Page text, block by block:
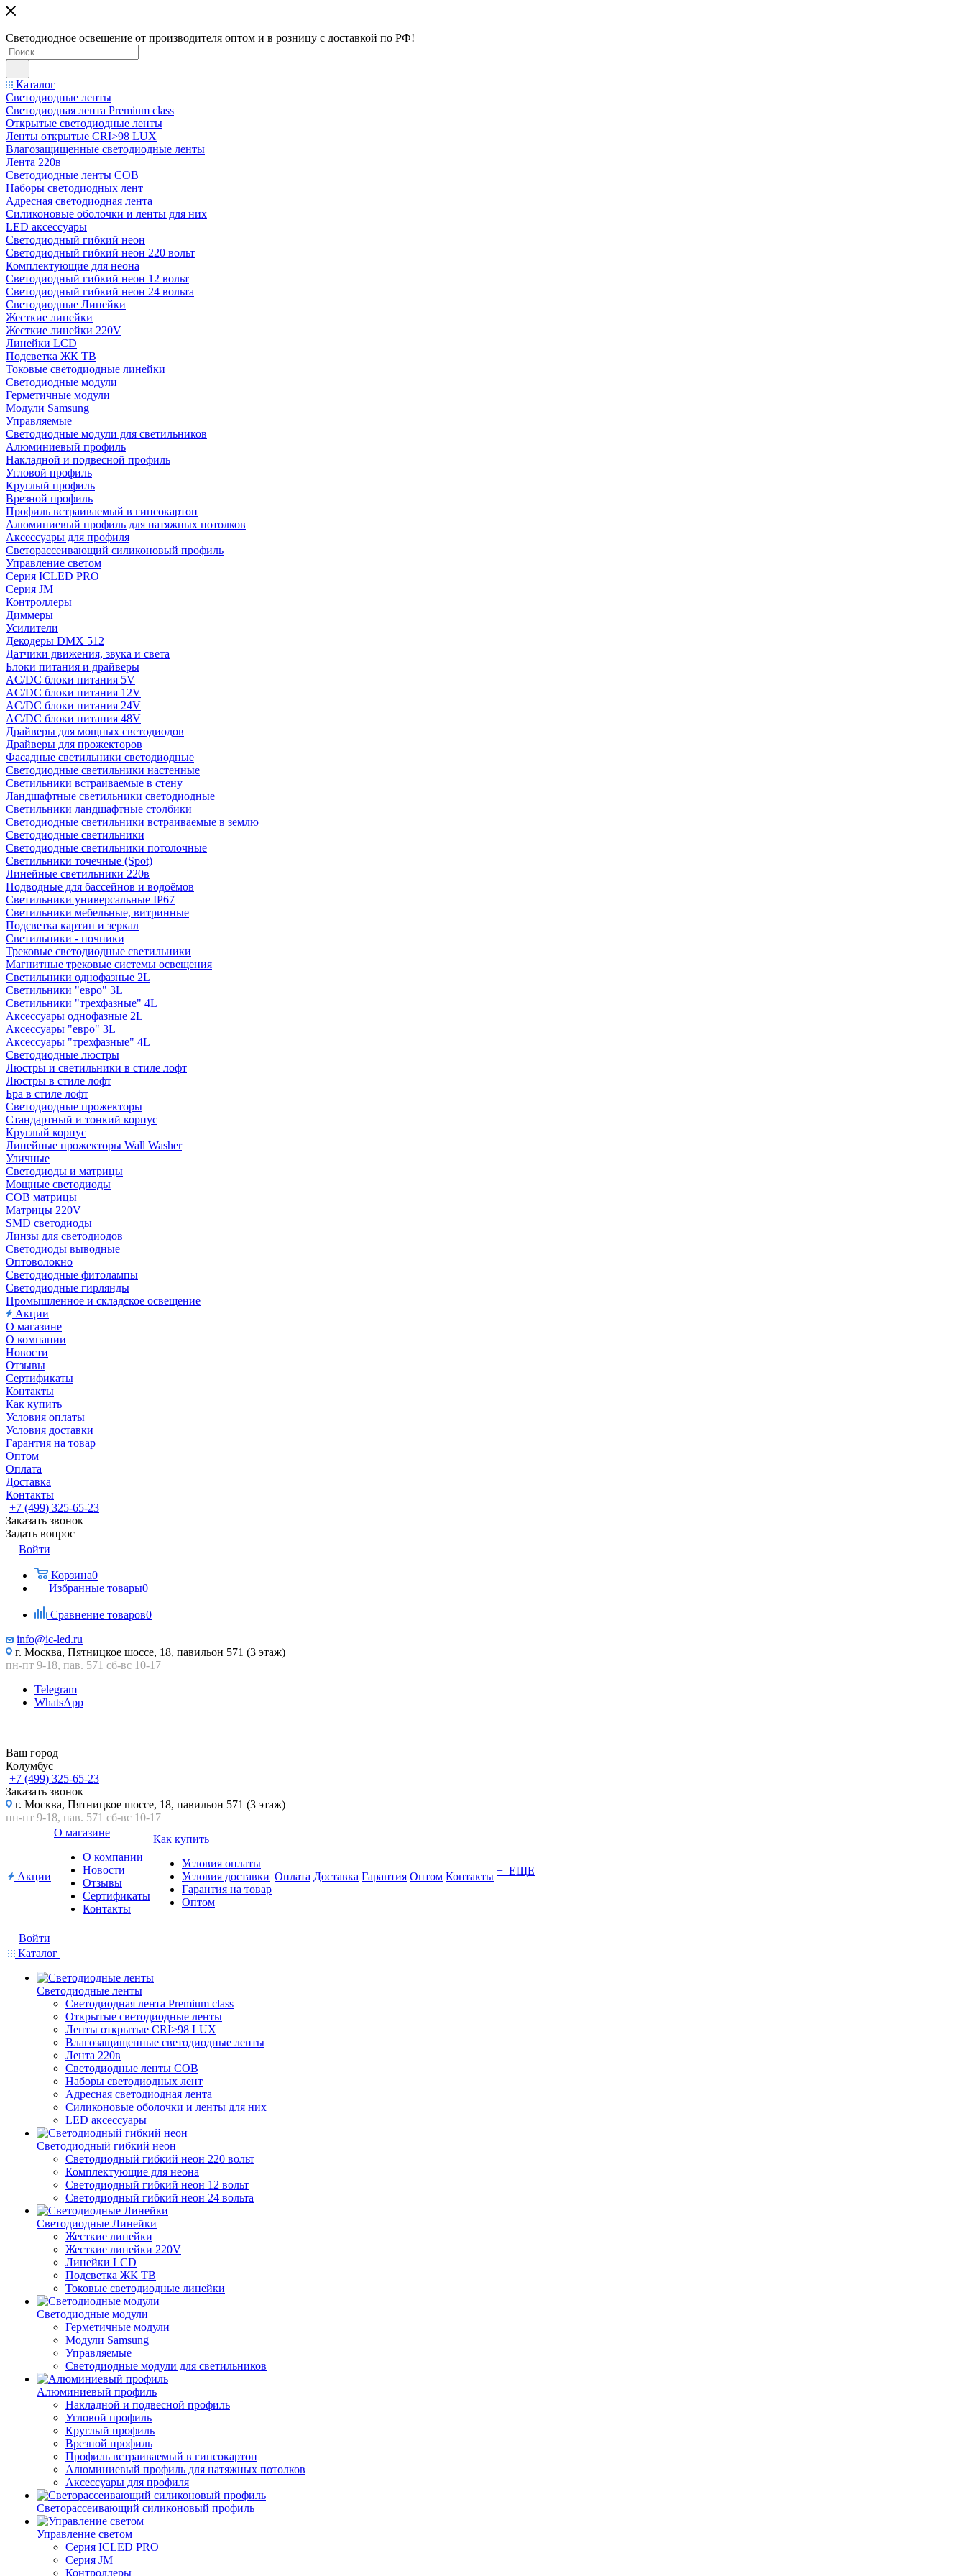
Светодиодное освещение от производителя оптом и в розницу с доставкой по РФ!
Каталог
Светодиодные ленты
Светодиодная лента Premium class
Открытые светодиодные ленты
Ленты открытые CRI>98 LUX
Влагозащищенные светодиодные ленты
Лента 220в
Светодиодные ленты COB
Наборы светодиодных лент
Адресная светодиодная лента
Силиконовые оболочки и ленты для них
LED аксессуары
Светодиодный гибкий неон
Светодиодный гибкий неон 220 вольт
Комплектующие для неона
Светодиодный гибкий неон 12 вольт
Светодиодный гибкий неон 24 вольта
Светодиодные Линейки
Жесткие линейки
Жесткие линейки 220V
Линейки LCD
Подсветка ЖК ТВ
Токовые светодиодные линейки
Светодиодные модули
Герметичные модули
Модули Samsung
Управляемые
Светодиодные модули для светильников
Алюминиевый профиль
Накладной и подвесной профиль
Угловой профиль
Круглый профиль
Врезной профиль
Профиль встраиваемый в гипсокартон
Алюминиевый профиль для натяжных потолков
Аксессуары для профиля
Светорассеивающий силиконовый профиль
Управление светом
Серия ICLED PRO
Серия JM
Контроллеры
Диммеры
Усилители
Декодеры DMX 512
Датчики движения, звука и света
Блоки питания и драйверы
AC/DC блоки питания 5V
AC/DC блоки питания 12V
AC/DC блоки питания 24V
AC/DC блоки питания 48V
Драйверы для мощных светодиодов
Драйверы для прожекторов
Фасадные светильники светодиодные
Светодиодные светильники настенные
Светильники встраиваемые в стену
Ландшафтные светильники светодиодные
Светильники ландшафтные столбики
Светодиодные светильники встраиваемые в землю
Светодиодные светильники
Светодиодные светильники потолочные
Светильники точечные (Spot)
Линейные светильники 220в
Подводные для бассейнов и водоёмов
Светильники универсальные IP67
Светильники мебельные, витринные
Подсветка картин и зеркал
Светильники - ночники
Трековые светодиодные светильники
Магнитные трековые системы освещения
Светильники однофазные 2L
Светильники "евро" 3L
Светильники "трехфазные" 4L
Аксессуары однофазные 2L
Аксессуары "евро" 3L
Аксессуары "трехфазные" 4L
Светодиодные люстры
Люстры и светильники в стиле лофт
Люстры в стиле лофт
Бра в стиле лофт
Светодиодные прожекторы
Стандартный и тонкий корпус
Круглый корпус
Линейные прожекторы Wall Washer
Уличные
Светодиоды и матрицы
Мощные светодиоды
COB матрицы
Матрицы 220V
SMD светодиоды
Линзы для светодиодов
Светодиоды выводные
Оптоволокно
Светодиодные фитолампы
Светодиодные гирлянды
Промышленное и складское освещение
Акции
О магазине
О компании
Новости
Отзывы
Сертификаты
Контакты
Как купить
Условия оплаты
Условия доставки
Гарантия на товар
Оптом
Оплата
Доставка
Контакты
+7 (499) 325-65-23
Заказать звонок
Задать вопрос
Войти
Корзина0
Избранные товары0
Сравнение товаров0
info@ic-led.ru
г. Москва, Пятницкое шоссе, 18, павильон 571 (3 этаж)
пн-пт 9-18, пав. 571 сб-вс 10-17
Telegram
WhatsApp
Ваш город
Колумбус
+7 (499) 325-65-23
Заказать звонок
г. Москва, Пятницкое шоссе, 18, павильон 571 (3 этаж)
пн-пт 9-18, пав. 571 сб-вс 10-17
Акции
О магазине
О компании
Новости
Отзывы
Сертификаты
Контакты
Как купить
Условия оплаты
Условия доставки
Гарантия на товар
Оптом
Оплата Доставка Гарантия Оптом Контакты + ЕЩЕ
Войти
Каталог
Светодиодные ленты
Светодиодная лента Premium class
Открытые светодиодные ленты
Ленты открытые CRI>98 LUX
Влагозащищенные светодиодные ленты
Лента 220в
Светодиодные ленты COB
Наборы светодиодных лент
Адресная светодиодная лента
Силиконовые оболочки и ленты для них
LED аксессуары
Светодиодный гибкий неон
Светодиодный гибкий неон 220 вольт
Комплектующие для неона
Светодиодный гибкий неон 12 вольт
Светодиодный гибкий неон 24 вольта
Светодиодные Линейки
Жесткие линейки
Жесткие линейки 220V
Линейки LCD
Подсветка ЖК ТВ
Токовые светодиодные линейки
Светодиодные модули
Герметичные модули
Модули Samsung
Управляемые
Светодиодные модули для светильников
Алюминиевый профиль
Накладной и подвесной профиль
Угловой профиль
Круглый профиль
Врезной профиль
Профиль встраиваемый в гипсокартон
Алюминиевый профиль для натяжных потолков
Аксессуары для профиля
Светорассеивающий силиконовый профиль
Управление светом
Серия ICLED PRO
Серия JM
Контроллеры